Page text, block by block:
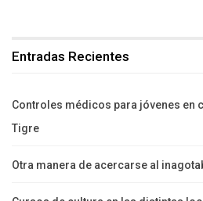
Entradas Recientes
Controles médicos para jóvenes en
Tigre
Otra manera de acercarse al